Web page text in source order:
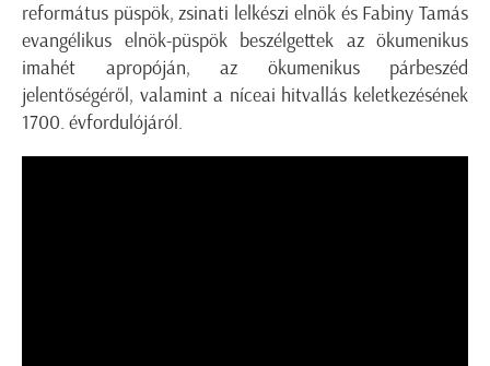
református püspök, zsinati lelkészi elnök és Fabiny Tamás
evangélikus elnök-püspök beszélgettek az ökumenikus
imahét apropóján, az ökumenikus párbeszéd
jelentőségéről, valamint a níceai hitvallás keletkezésének
1700. évfordulójáról.